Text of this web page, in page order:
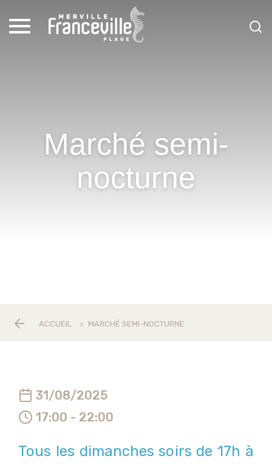
Marché semi-
nocturne
ACCUEIL > MARCHÉ SEMI-NOCTURNE
31/08/2025
17:00 - 22:00
Tous les dimanches soirs de 17h à